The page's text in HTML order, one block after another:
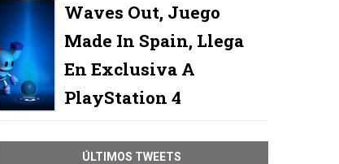
Waves Out, Juego
Made In Spain, Llega
En Exclusiva A
PlayStation 4
ÚLTIMOS TWEETS